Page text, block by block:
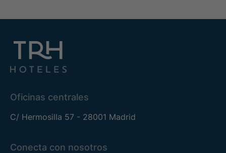
Oficinas centrales
C/ Hermosilla 57 - 28001 Madrid
Conecta con nosotros